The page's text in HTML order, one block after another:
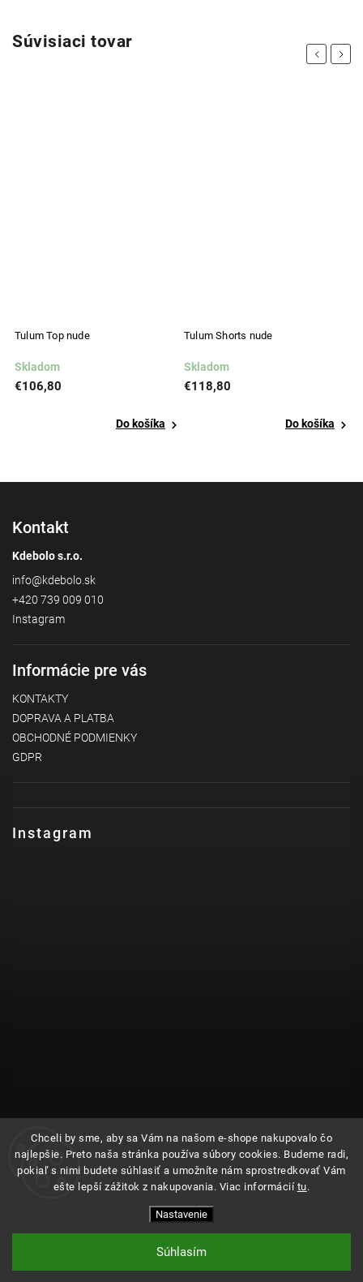
Chceli by sme, aby sa Vám na našom e-shope nakupovalo čo
najlepšie. Preto naša stránka používa súbory cookies. Budeme radi,
pokiaľ s nimi budete súhlasiť a umožníte nám sprostredkovať Vám
ešte lepší zážitok z nakupovania. Viac informácií tu.
Nastavenie
Súhlasím
Súvisiaci tovar
Previous
Tulum Top nude
Skladom
€106,80
Do košíka
Tulum Shorts nude
Skladom
€118,80
Do košíka
Next
Instagram
Sledovať na Instagrame
Kontakt
Kdebolo s.r.o.
info@kdebolo.sk
+420 739 009 010
Instagram
Informácie pre vás
KONTAKTY
DOPRAVA A PLATBA
OBCHODNÉ PODMIENKY
GDPR
Copyright 2026Kde bolo. Všetky práva vyhradené.
Upraviť nastavenie cookies
VytvořilShoptet| DesignShoptak.cz